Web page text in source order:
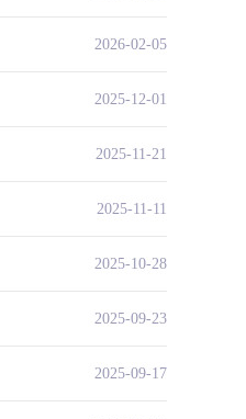
2026-02-05
2025-12-01
2025-11-21
2025-11-11
2025-10-28
2025-09-23
2025-09-17